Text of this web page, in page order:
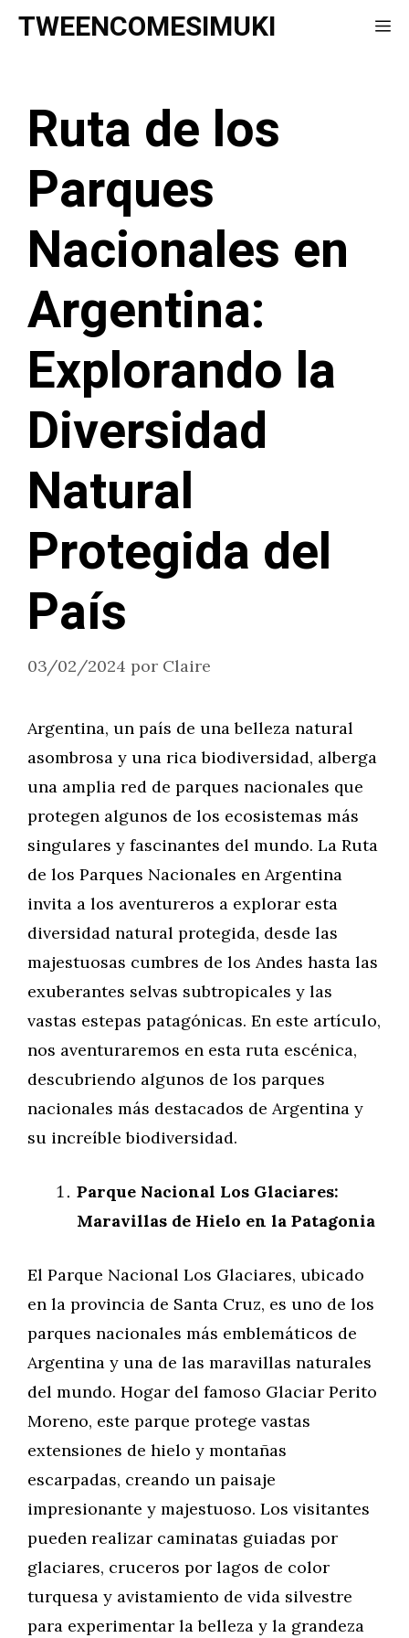
Saltar
TWEENCOMESIMUKI
Ruta de los
Parques
Nacionales en
Argentina:
Explorando la
Diversidad
Natural
Protegida del
País
03/02/2024 por Claire
Argentina, un país de una belleza natural
asombrosa y una rica biodiversidad, alberga
una amplia red de parques nacionales que
protegen algunos de los ecosistemas más
singulares y fascinantes del mundo. La Ruta
de los Parques Nacionales en Argentina
invita a los aventureros a explorar esta
diversidad natural protegida, desde las
majestuosas cumbres de los Andes hasta las
exuberantes selvas subtropicales y las
vastas estepas patagónicas. En este artículo,
nos aventuraremos en esta ruta escénica,
descubriendo algunos de los parques
nacionales más destacados de Argentina y
su increíble biodiversidad.
Parque Nacional Los Glaciares:
Maravillas de Hielo en la Patagonia
El Parque Nacional Los Glaciares, ubicado
en la provincia de Santa Cruz, es uno de los
parques nacionales más emblemáticos de
Argentina y una de las maravillas naturales
del mundo. Hogar del famoso Glaciar Perito
Moreno, este parque protege vastas
extensiones de hielo y montañas
escarpadas, creando un paisaje
impresionante y majestuoso. Los visitantes
pueden realizar caminatas guiadas por
glaciares, cruceros por lagos de color
turquesa y avistamiento de vida silvestre
para experimentar la belleza y la grandeza